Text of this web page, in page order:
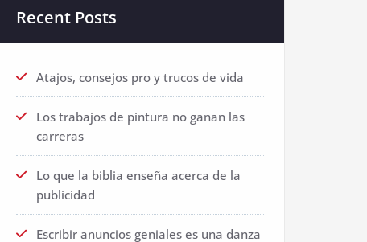
Recent Posts
Atajos, consejos pro y trucos de vida
Los trabajos de pintura no ganan las
carreras
Lo que la biblia enseña acerca de la
publicidad
Escribir anuncios geniales es una danza